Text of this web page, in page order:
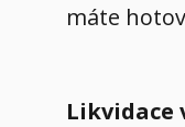
máte
Likvidace